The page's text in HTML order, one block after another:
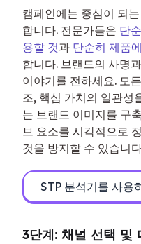
캠페인에는 중심이 되
합니다. 전문가들은 단
용할 것과 단순히 제품
합니다. 브랜드의 사명
이야기를 전하세요. 모
조, 핵심 가치의 일관성
는 브랜드 이미지를 구
브 요소를 시각적으로
것을 방지할 수 있습니
STP 분석기를 사용
3단계: 채널 선택 및